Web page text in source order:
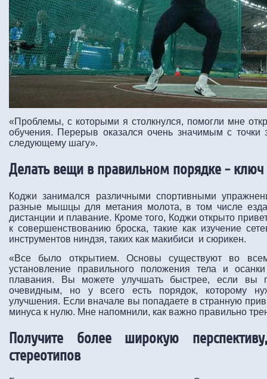
«Проблемы, с которыми я столкнулся, помогли мне
обучения. Перерыв оказался очень значимым с
следующему шагу».
Делать вещи в правильном порядке -
Коджи занимался различными спортивными
разные мышцы для метания молота, в том числе
дистанции и плавание. Кроме того, Коджи открыто
к совершенствованию броска, такие как изучение
инструментов ниндзя, таких как макибиси и сюрикен.
«Все было открытием. Основы существуют во
установление правильного положения тела и
плавания. Вы можете улучшать быстрее, если вы
очевидным, но у всего есть порядок, которому
улучшения. Если вначале вы попадаете в странную
минуса к нулю. Мне напомнили, как важно правильно
Получите более широкую
стереотипов